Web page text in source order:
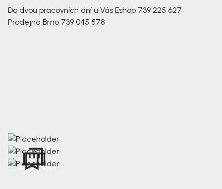
Do dvou pracovních dní u Vás Eshop 739 225 627
Prodejna Brno 739 045 578